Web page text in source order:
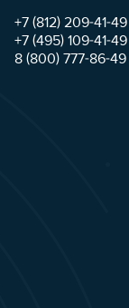
+7 (812) 209-41-49
+7 (495) 109-41-49
8 (800) 777-86-49